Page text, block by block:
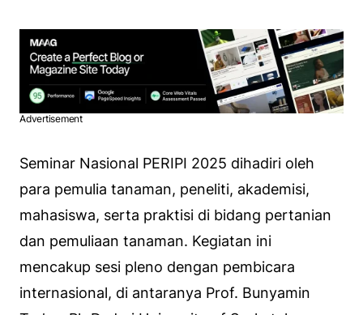
Advertisement
Seminar Nasional PERIPI 2025 dihadiri oleh
para pemulia tanaman, peneliti, akademisi,
mahasiswa, serta praktisi di bidang pertanian
dan pemuliaan tanaman. Kegiatan ini
mencakup sesi pleno dengan pembicara
internasional, di antaranya Prof. Bunyamin